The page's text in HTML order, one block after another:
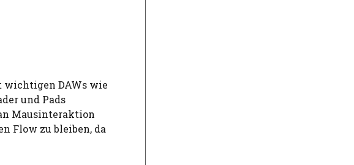
wichtigen DAWs wie
und Pads
Mausinteraktion
Flow zu bleiben, da